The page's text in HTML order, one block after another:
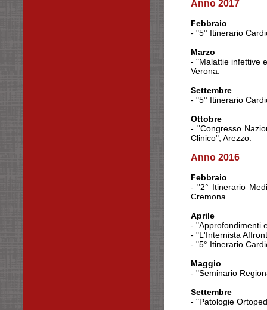
Anno 2017
Febbraio
- "5° Itinerario
Marzo
- "Malattie infettive
Verona.
Settembre
- "5° Itinerario
Ottobre
- "Congresso
Clinico", Arezzo.
Anno 2016
Febbraio
- "2° Itinerario
Cremona.
Aprile
- "Approfondimenti
- "L'Internista
- "5° Itinerario
Maggio
- "Seminario
Settembre
- "Patologie